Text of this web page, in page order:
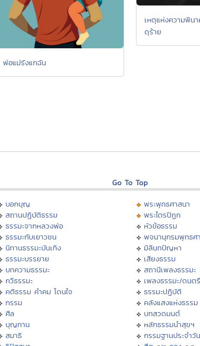
พ่อแม่รังแกฉัน
เหตุแห่งความพิน
ดุร้าย
Go To Top
บอกบุญ
สถานปฏิบัติธรรม
ธรรมะจากหลวงพ่อ
ธรรมะกับเยาวชน
นิทานธรรมะบันเทิง
ธรรมะบรรยาย
บทความธรรมะ
กวีธรรมะ
คติธรรม คำคม โดนใจ
กรรม
ศีล
บุญทาน
สมาธิ
พระพุทธศาสนา
พระไตรปิฏก
หัวข้อธรรม
พจนานุกรมพุทธศ
มิลินทปัญหา
เสียงธรรม
สถานีเพลงธรรมะ
เพลงธรรมะ/ดนต
ธรรมะปฏิบัติ
คลังแสงแห่งธรรม
บทสวดมนต์
หลักธรรมนำสุขฯ
กรรมฐานประจำวั